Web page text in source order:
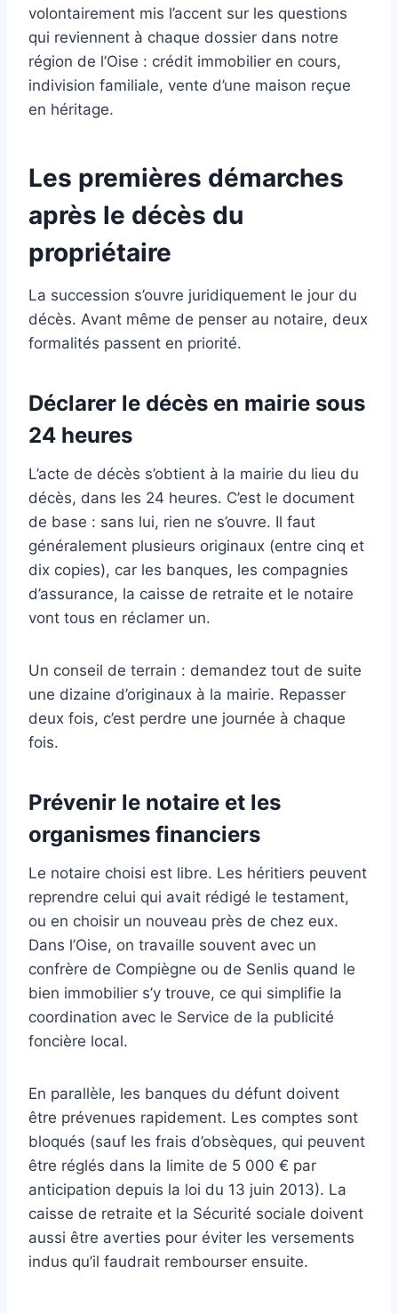
volontairement mis l’accent sur les questions
qui reviennent à chaque dossier dans notre
région de l’Oise : crédit immobilier en cours,
indivision familiale, vente d’une maison reçue
en héritage.
Les premières démarches
après le décès du
propriétaire
La succession s’ouvre juridiquement le jour du
décès. Avant même de penser au notaire, deux
formalités passent en priorité.
Déclarer le décès en mairie sous
24 heures
L’acte de décès s’obtient à la mairie du lieu du
décès, dans les 24 heures. C’est le document
de base : sans lui, rien ne s’ouvre. Il faut
généralement plusieurs originaux (entre cinq et
dix copies), car les banques, les compagnies
d’assurance, la caisse de retraite et le notaire
vont tous en réclamer un.
Un conseil de terrain : demandez tout de suite
une dizaine d’originaux à la mairie. Repasser
deux fois, c’est perdre une journée à chaque
fois.
Prévenir le notaire et les
organismes financiers
Le notaire choisi est libre. Les héritiers peuvent
reprendre celui qui avait rédigé le testament,
ou en choisir un nouveau près de chez eux.
Dans l’Oise, on travaille souvent avec un
confrère de Compiègne ou de Senlis quand le
bien immobilier s’y trouve, ce qui simplifie la
coordination avec le Service de la publicité
foncière local.
En parallèle, les banques du défunt doivent
être prévenues rapidement. Les comptes sont
bloqués (sauf les frais d’obsèques, qui peuvent
être réglés dans la limite de 5 000 € par
anticipation depuis la loi du 13 juin 2013). La
caisse de retraite et la Sécurité sociale doivent
aussi être averties pour éviter les versements
indus qu’il faudrait rembourser ensuite.